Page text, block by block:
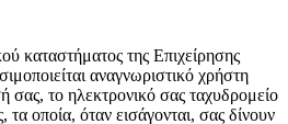
καταστήματος της Επιχείρησης
αναγνωριστικό χρήστη
σας, το ηλεκτρονικό σας ταχυδρομείο
οποία, όταν εισάγονται, σας δίνουν